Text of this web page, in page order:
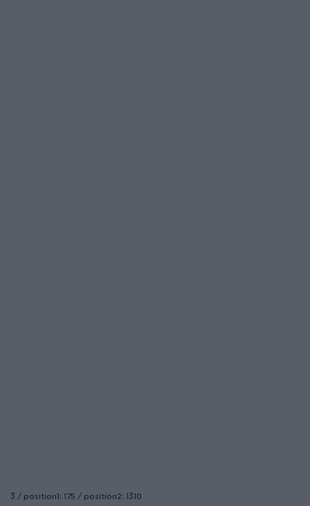
3 / position1: 175 / position2: 1310